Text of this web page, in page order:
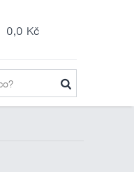
0,0 Kč